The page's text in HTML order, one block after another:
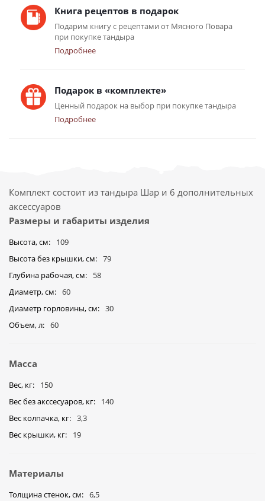
Книга рецептов в подарок
Подарим книгу с рецептами от Мясного Повара
при покупке тандыра
Подробнее
Подарок в «комплекте»
Ценный подарок на выбор при покупке тандыра
Подробнее
Комплект состоит из тандыра Шар и 6 дополнительных
аксессуаров
Размеры и габариты изделия
Высота, см
109
Высота без крышки, см
79
Глубина рабочая, см
58
Диаметр, см
60
Диаметр горловины, см
30
Объем, л
60
Масса
Вес, кг
150
Вес без акссесуаров, кг
140
Вес колпачка, кг
3,3
Вес крышки, кг
19
Материалы
Толщина стенок, см 6,5